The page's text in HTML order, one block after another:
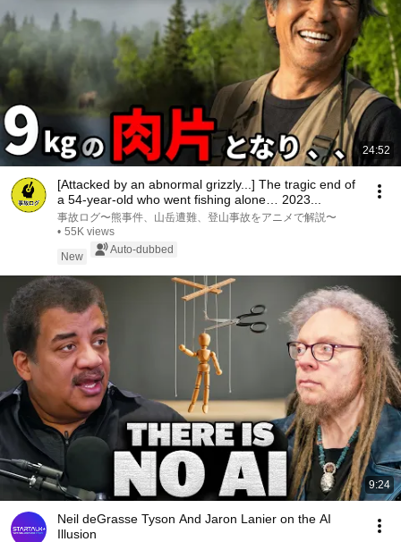
24:52
[Attacked by an abnormal grizzly...] The tragic end of
a 54-year-old who went fishing alone… 2023...
事故ログ〜熊事件、山岳遭難、登山事故をアニメで解説〜
• 55K views
New
Auto-dubbed
9:24
Neil deGrasse Tyson And Jaron Lanier on the AI
Illusion